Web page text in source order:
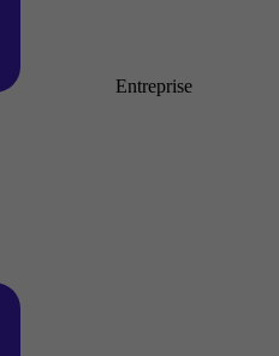
Entreprise